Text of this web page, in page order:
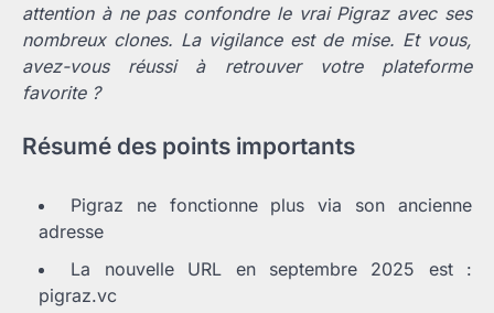
attention à ne pas confondre le vrai Pigraz avec ses
nombreux clones. La vigilance est de mise. Et vous,
avez-vous réussi à retrouver votre plateforme
favorite ?
Résumé des points importants
Pigraz ne fonctionne plus via son ancienne
adresse
La nouvelle URL en septembre 2025 est :
pigraz.vc